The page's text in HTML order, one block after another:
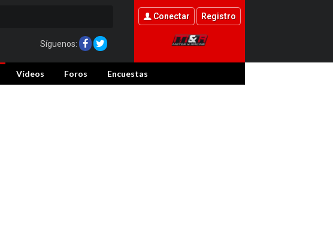
Síguenos:
Conectar Registro
Vídeos Foros Encuestas